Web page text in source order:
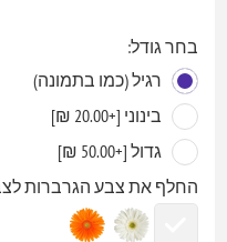
בחר גודל:
רגיל (כמו בתמונה)
בינוני [+20.00 ₪]
גדול [+50.00 ₪]
החלף את צבע הגרברות